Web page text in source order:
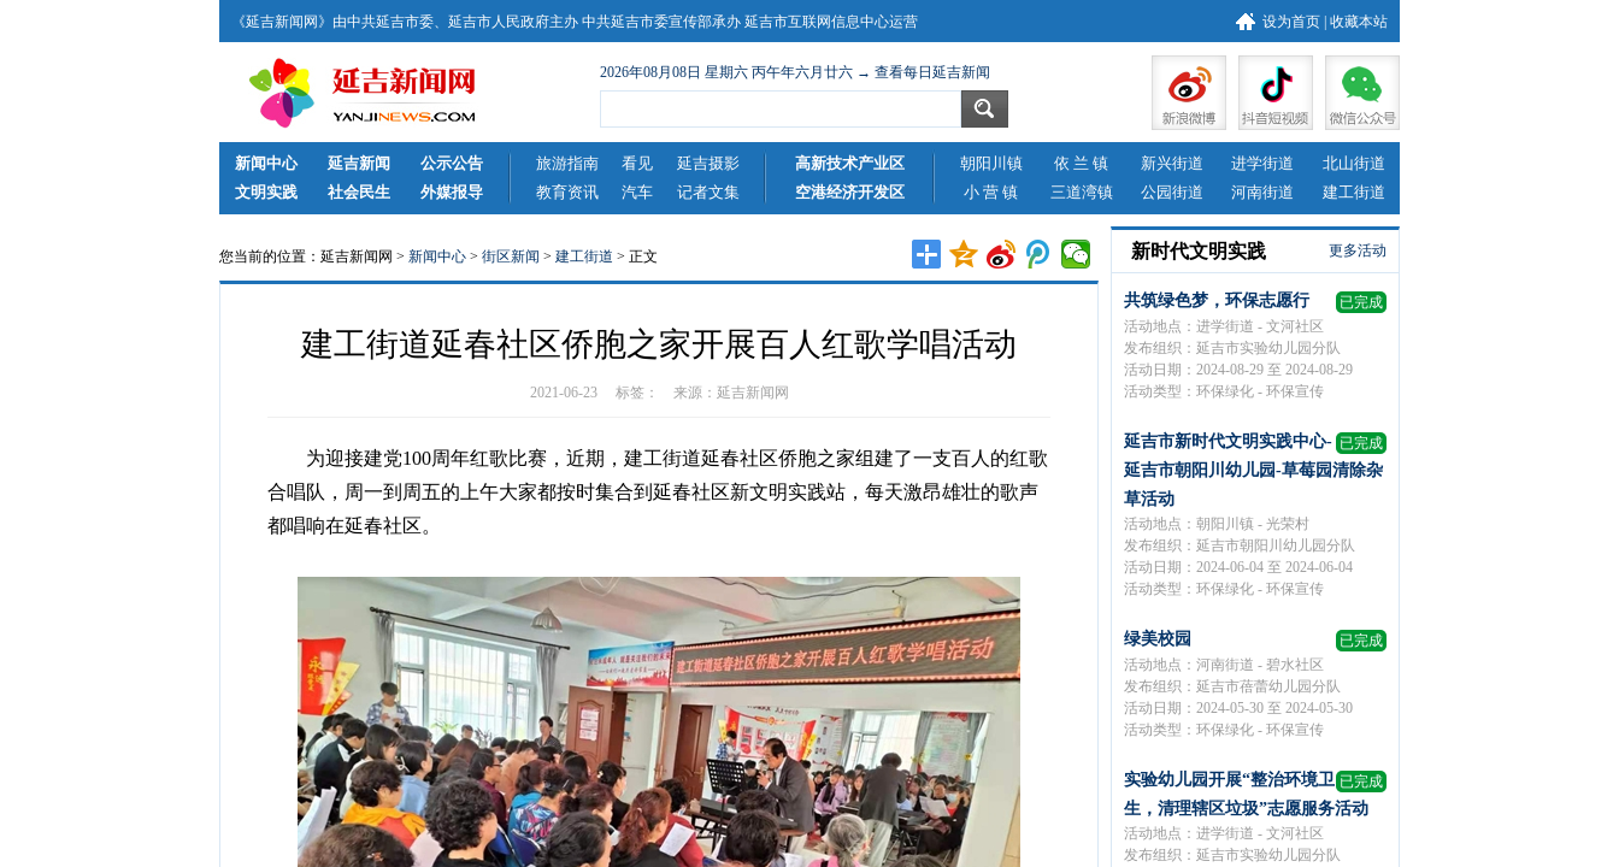
设为首页 收藏本站
《延吉新闻网》由中共延吉市委、延吉市人民政府主办 中共延吉市委宣传部承办 延吉市互联网信息中心运营
2026年08月08日 星期六 丙午年六月廿六 → 查看每日延吉新闻
新闻中心 延吉新闻 公示公告 旅游指南 看见 延吉摄影 高新技术产业区 朝阳川镇 依 兰 镇 新兴街道 进学街道
北山街道
文明实践
社会民生 外媒报导 教育资讯 汽车 记者文集 空港经济开发区 小 营 镇 三道湾镇 公园街道 河南街道 建工街道
您当前的位置：延吉新闻网 > 新闻中心 > 街区新闻 > 建工街道 > 正文
建工街道延春社区侨胞之家开展百人红歌学唱活动
2021-06-23 标签： 来源： 延吉新闻网
为迎接建党100周年红歌比赛，近期，建工街道延春社区侨胞之家组建了一支百人的红歌
合唱队，周一到周五的上午大家都按时集合到延春社区新文明实践站，每天激昂雄壮的歌声
都唱响在延春社区。
更多活动
新时代文明实践
已完成
共筑绿色梦，环保志愿行
活动地点：进学街道 - 文河社区
发布组织：延吉市实验幼儿园分队
活动日期：2024-08-29 至 2024-08-29
活动类型：环保绿化 - 环保宣传
已完成
延吉市新时代文明实践中心-
延吉市朝阳川幼儿园-草莓园清除杂
草活动
活动地点：朝阳川镇 - 光荣村
发布组织：延吉市朝阳川幼儿园分队
活动日期：2024-06-04 至 2024-06-04
活动类型：环保绿化 - 环保宣传
已完成
绿美校园
活动地点：河南街道 - 碧水社区
发布组织：延吉市蓓蕾幼儿园分队
活动日期：2024-05-30 至 2024-05-30
活动类型：环保绿化 - 环保宣传
已完成
实验幼儿园开展“整治环境卫
生，清理辖区垃圾”志愿服务活动
活动地点：进学街道 - 文河社区
发布组织：延吉市实验幼儿园分队